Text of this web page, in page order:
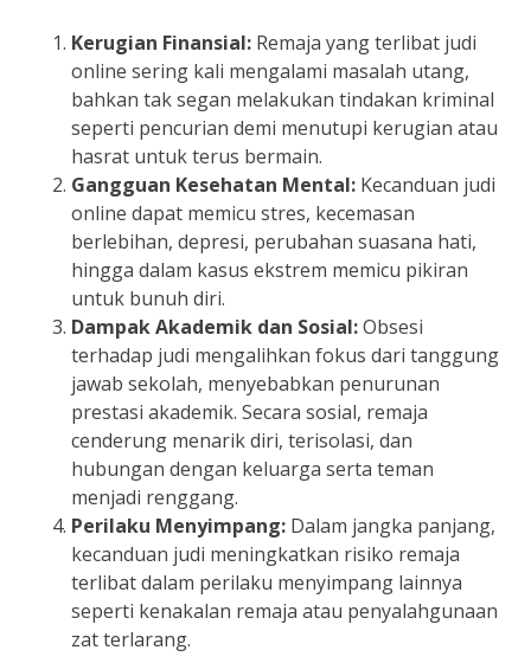
Kerugian Finansial: Remaja yang terlibat judi
online sering kali mengalami masalah utang,
bahkan tak segan melakukan tindakan kriminal
seperti pencurian demi menutupi kerugian atau
hasrat untuk terus bermain.
Gangguan Kesehatan Mental: Kecanduan judi
online dapat memicu stres, kecemasan
berlebihan, depresi, perubahan suasana hati,
hingga dalam kasus ekstrem memicu pikiran
untuk bunuh diri.
Dampak Akademik dan Sosial:Obsesi
terhadap judi mengalihkan fokus dari tanggung
jawab sekolah, menyebabkan penurunan
prestasi akademik. Secara sosial, remaja
cenderung menarik diri, terisolasi, dan
hubungan dengan keluarga serta teman
menjadi renggang.
Perilaku Menyimpang: Dalam jangka panjang,
kecanduan judi meningkatkan risiko remaja
terlibat dalam perilaku menyimpang lainnya
seperti kenakalan remaja atau penyalahgunaan
zat terlarang.